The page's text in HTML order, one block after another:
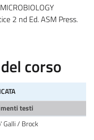
2 nd Ed. ASM Press.
corso
testi
Galli / Brock